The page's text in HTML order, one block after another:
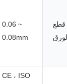
0.06 ~
0.08mm
قطع
CE ، ISO